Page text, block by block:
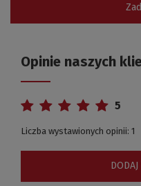
Opinie naszych
5
Liczba wystawionych opinii: 1